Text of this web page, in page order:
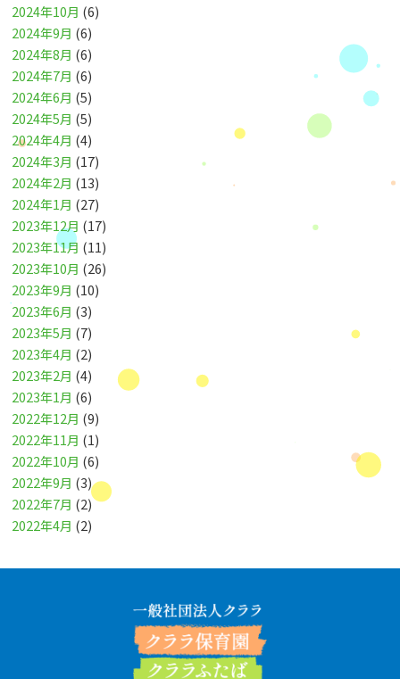
2024年10月 (6)
2024年9月 (6)
2024年8月 (6)
2024年7月 (6)
2024年6月 (5)
2024年5月 (5)
2024年4月 (4)
2024年3月 (17)
2024年2月 (13)
2024年1月 (27)
2023年12月 (17)
2023年11月 (11)
2023年10月 (26)
2023年9月 (10)
2023年6月 (3)
2023年5月 (7)
2023年4月 (2)
2023年2月 (4)
2023年1月 (6)
2022年12月 (9)
2022年11月 (1)
2022年10月 (6)
2022年9月 (3)
2022年7月 (2)
2022年4月 (2)